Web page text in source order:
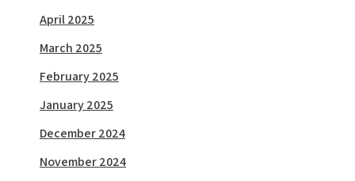
April 2025
March 2025
February 2025
January 2025
December 2024
November 2024